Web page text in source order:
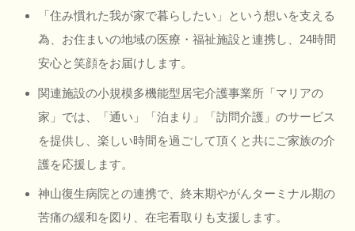
「住み慣れた我が家で暮らしたい」という想いを支える
為、お住まいの地域の医療・福祉施設と連携し、24時間
安心と笑顔をお届けします。
関連施設の小規模多機能型居宅介護事業所「マリアの
家」では、「通い」「泊まり」「訪問介護」のサービス
を提供し、楽しい時間を過ごして頂くと共にご家族の介
護を応援します。
神山復生病院との連携で、終末期やがんターミナル期の
苦痛の緩和を図り、在宅看取りも支援します。